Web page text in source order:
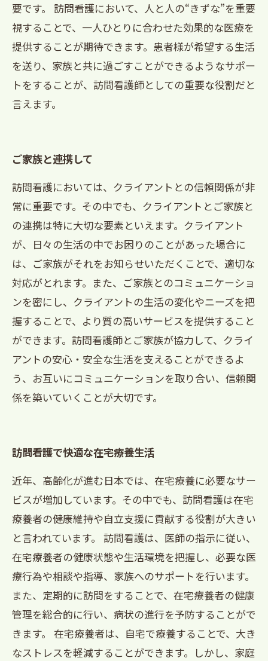
要です。 訪問看護において、人と人の“きずな”を重要
視することで、一人ひとりに合わせた効果的な医療を
提供することが期待できます。患者様が希望する生活
を送り、家族と共に過ごすことができるようなサポー
トをすることが、訪問看護師としての重要な役割だと
言えます。
ご家族と連携して
訪問看護においては、クライアントとの信頼関係が非
常に重要です。その中でも、クライアントとご家族と
の連携は特に大切な要素といえます。クライアント
が、日々の生活の中でお困りのことがあった場合に
は、ご家族がそれをお知らせいただくことで、適切な
対応がとれます。また、ご家族とのコミュニケーショ
ンを密にし、クライアントの生活の変化やニーズを把
握することで、より質の高いサービスを提供すること
ができます。訪問看護師とご家族が協力して、クライ
アントの安心・安全な生活を支えることができるよ
う、お互いにコミュニケーションを取り合い、信頼関
係を築いていくことが大切です。
訪問看護で快適な在宅療養生活
近年、高齢化が進む日本では、在宅療養に必要なサー
ビスが増加しています。その中でも、訪問看護は在宅
療養者の健康維持や自立支援に貢献する役割が大きい
と言われています。 訪問看護は、医師の指示に従い、
在宅療養者の健康状態や生活環境を把握し、必要な医
療行為や相談や指導、家族へのサポートを行います。
また、定期的に訪問をすることで、在宅療養者の健康
管理を総合的に行い、病状の進行を予防することがで
きます。 在宅療養者は、自宅で療養することで、大き
なストレスを軽減することができます。しかし、家庭